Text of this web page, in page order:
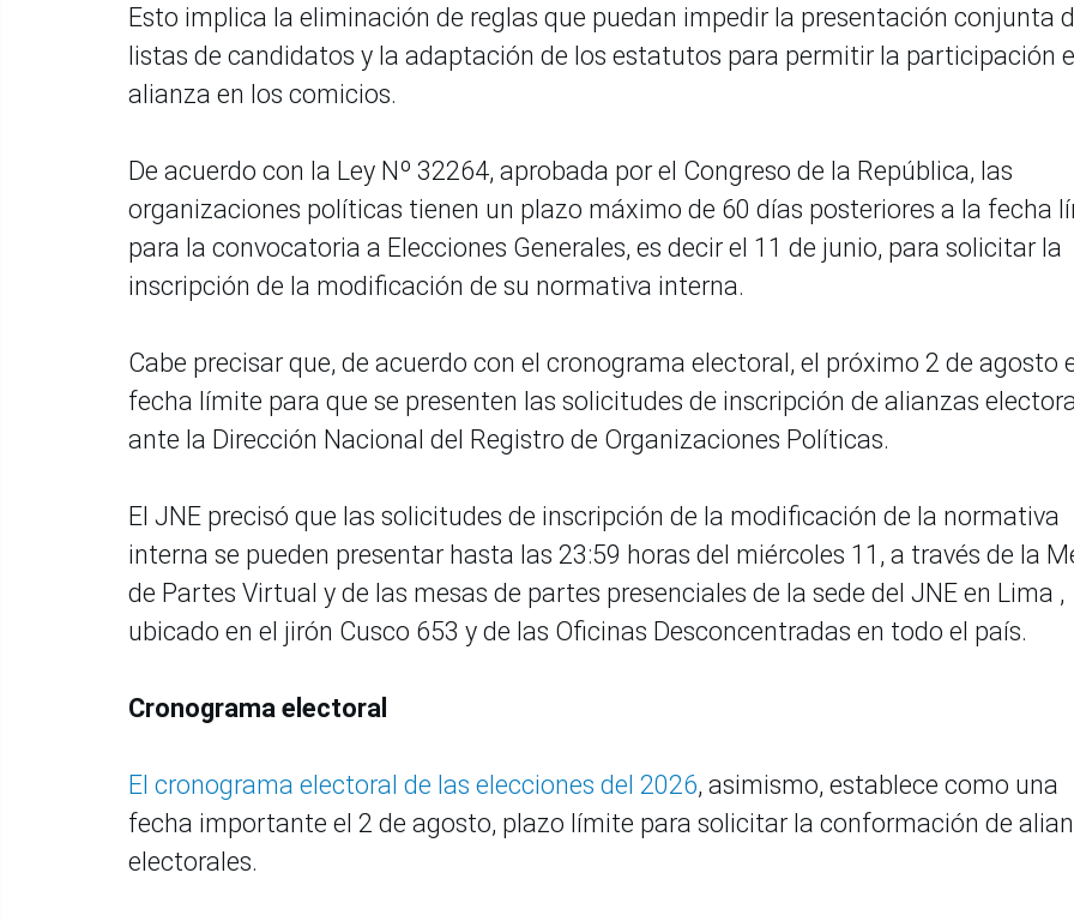
Esto implica la eliminación de reglas que puedan impedir la presentación conjunta
listas de candidatos y la adaptación de los estatutos para permitir la participación
alianza en los comicios.
De acuerdo con la Ley Nº 32264, aprobada por el Congreso de la República, las
organizaciones políticas tienen un plazo máximo de 60 días posteriores a la fecha
para la convocatoria a Elecciones Generales, es decir el 11 de junio, para solicitar la
inscripción de la modificación de su normativa interna.
Cabe precisar que, de acuerdo con el cronograma electoral, el próximo 2 de agosto
fecha límite para que se presenten las solicitudes de inscripción de alianzas
ante la Dirección Nacional del Registro de Organizaciones Políticas.
El JNE precisó que las solicitudes de inscripción de la modificación de la normativa
interna se pueden presentar hasta las 23:59 horas del miércoles 11, a través de la
de Partes Virtual y de las mesas de partes presenciales de la sede del JNE en Lima ,
ubicado en el jirón Cusco 653 y de las Oficinas Desconcentradas en todo el país.
Cronograma electoral
El cronograma electoral de las elecciones del 2026, asimismo, establece como una
fecha importante el 2 de agosto, plazo límite para solicitar la conformación de
electorales.